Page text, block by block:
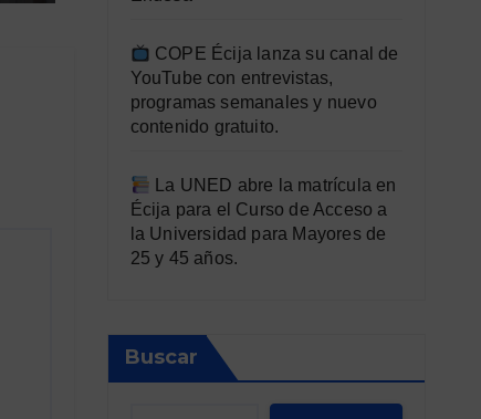
COPE Écija lanza su canal de
YouTube con entrevistas,
programas semanales y nuevo
contenido gratuito.
La UNED abre la matrícula en
Écija para el Curso de Acceso a
la Universidad para Mayores de
25 y 45 años.
Buscar